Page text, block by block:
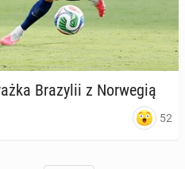
Bra­zy­lii z Nor­we­gią
52